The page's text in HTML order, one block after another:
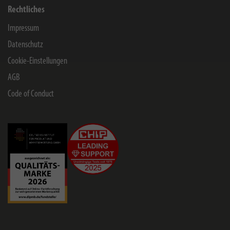
Rechtliches
Impressum
Datenschutz
Cookie-Einstellungen
AGB
Code of Conduct